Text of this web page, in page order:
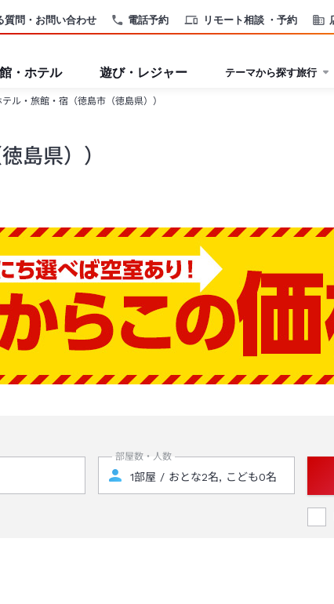
電話予約 リモート相談 ・予約
質問・お問い合わせ
・ホテル 遊び・レジャー テーマから探す旅行
テル・旅館・宿（徳島市（徳島県））
島県））
部屋数・人数